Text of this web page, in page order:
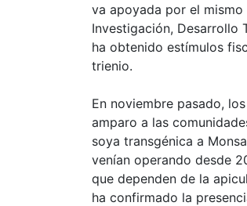
va apoyada por el
Investigación, Desarrollo
ha obtenido estímulos
trienio.
En noviembre pasado,
amparo a las
soya transgénica a
venían operando desde
que dependen de la
ha confirmado la